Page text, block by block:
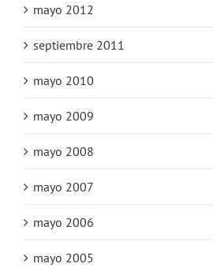
mayo 2012
septiembre 2011
mayo 2010
mayo 2009
mayo 2008
mayo 2007
mayo 2006
mayo 2005